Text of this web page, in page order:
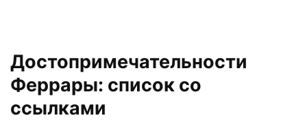
Достопримечательности
Феррары: список со
ссылками